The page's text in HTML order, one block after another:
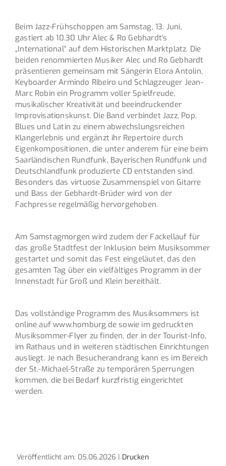
Beim Jazz-Frühschoppen am Samstag, 13. Juni,
gastiert ab 10.30 Uhr Alec & Ro Gebhardt's
„International“ auf dem Historischen Marktplatz. Die
beiden renommierten Musiker Alec und Ro Gebhardt
präsentieren gemeinsam mit Sängerin Elora Antolin,
Keyboarder Armindo Ribeiro und Schlagzeuger Jean-
Marc Robin ein Programm voller Spielfreude,
musikalischer Kreativität und beeindruckender
Improvisationskunst. Die Band verbindet Jazz, Pop,
Blues und Latin zu einem abwechslungsreichen
Klangerlebnis und ergänzt ihr Repertoire durch
Eigenkompositionen, die unter anderem für eine beim
Saarländischen Rundfunk, Bayerischen Rundfunk und
Deutschlandfunk produzierte CD entstanden sind.
Besonders das virtuose Zusammenspiel von Gitarre
und Bass der Gebhardt-Brüder wird von der
Fachpresse regelmäßig hervorgehoben.
Am Samstagmorgen wird zudem der Fackellauf für
das große Stadtfest der Inklusion beim Musiksommer
gestartet und somit das Fest eingeläutet, das den
gesamten Tag über ein vielfältiges Programm in der
Innenstadt für Groß und Klein bereithält.
Das vollständige Programm des Musiksommers ist
online auf www.homburg.de sowie im gedruckten
Musiksommer-Flyer zu finden, der in der Tourist-Info,
im Rathaus und in weiteren städtischen Einrichtungen
ausliegt. Je nach Besucherandrang kann es im Bereich
der St.-Michael-Straße zu temporären Sperrungen
kommen, die bei Bedarf kurzfristig eingerichtet
werden.
Veröffentlicht am: 05.06.2026 | Drucken